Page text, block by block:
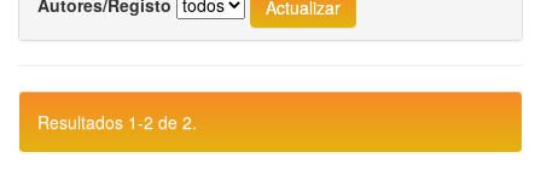
Resultados 1-2 de 2.